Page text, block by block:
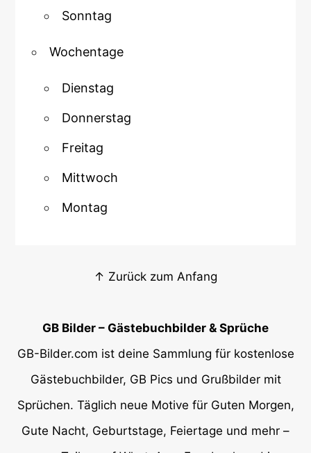
Sonntag
Wochentage
Dienstag
Donnerstag
Freitag
Mittwoch
Montag
↑ Zurück zum Anfang
GB Bilder – Gästebuchbilder & Sprüche
GB-Bilder.com ist deine Sammlung für kostenlose
Gästebuchbilder, GB Pics und Grußbilder mit
Sprüchen. Täglich neue Motive für Guten Morgen,
Gute Nacht, Geburtstage, Feiertage und mehr –